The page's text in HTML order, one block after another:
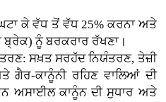
ਕੇ ਵੱਧ ਤੋਂ ਵੱਧ 25% ਕਰਨਾ ਅਤੇ
ਬ੍ਰੇਕ) ਨੂੰ ਬਰਕਰਾਰ ਰੱਖਣਾ।
ਸਖ਼ਤ ਸਰਹੱਦ ਨਿਯੰਤਰਣ, ਤੇਜ਼ੀ
ਗੈਰ-ਕਾਨੂੰਨੀ ਰਹਿਣ ਵਾਲਿਆਂ ਦੀ
ਅਸਾਈਲ ਕਾਨੂੰਨ ਦੀ ਸੁਧਾਰ ਅਤੇ